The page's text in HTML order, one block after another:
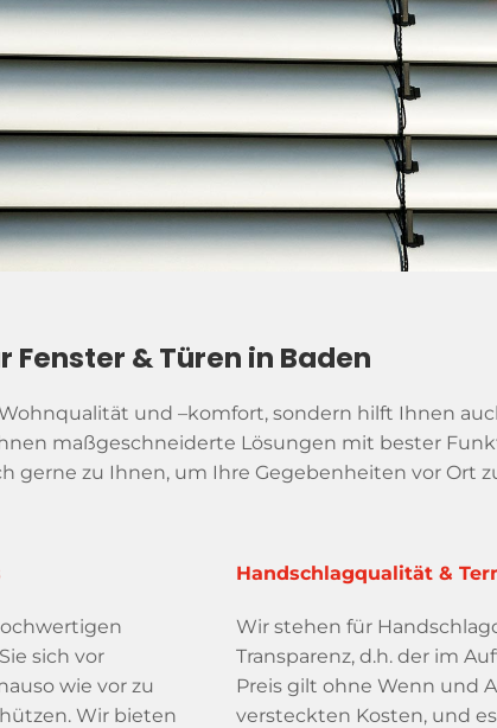
& Türen in Baden
und –komfort, sondern hilft Ihnen
maßgeschneiderte Lösungen mit bester
gerne zu Ihnen, um Ihre Gegebenheiten vor Ort
sich vor
wie vor zu
Wir bieten
Handschlagqualität &
Wir stehen für
Transparenz, d.h. der im
Preis gilt ohne Wenn und
versteckten Kosten, und